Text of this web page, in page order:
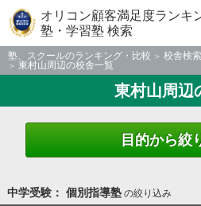
オリコン顧客満足度ランキ
塾・学習塾 検索
塾、スクールのランキング・比較 校舎検索
東村山周辺の校舎一覧
東村山周辺
目的から絞
中学受験： 個別指導塾の絞り込み